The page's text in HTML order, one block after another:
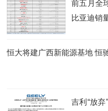
前五月全
比亚迪销
恒大将建广西新能源基地 恒
吉利“放